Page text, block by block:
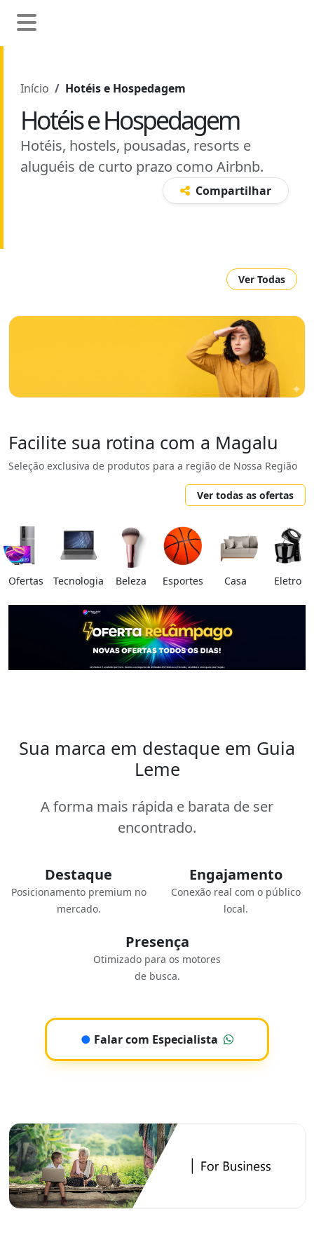
Início Hotéis e Hospedagem
Hotéis e Hospedagem
Hotéis, hostels, pousadas, resorts e
aluguéis de curto prazo como Airbnb.
Compartilhar
Ver Todas
Facilite sua rotina com a Magalu
Seleção exclusiva de produtos para a região de Nossa Região
Ver todas as ofertas
Ofertas Tecnologia Beleza Esportes Casa Eletro
Sua marca em destaque em Guia
Leme
A forma mais rápida e barata de ser
encontrado.
Destaque
Posicionamento premium no
mercado.
Engajamento
Conexão real com o público
local.
Presença
Otimizado para os motores
de busca.
● Falar com Especialista